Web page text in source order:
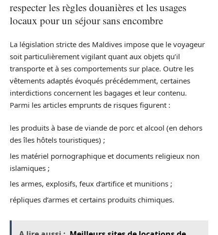
respecter les règles douanières et les usages
locaux pour un séjour sans encombre
La législation stricte des Maldives impose que le voyageur
soit particulièrement vigilant quant aux objets qu’il
transporte et à ses comportements sur place. Outre les
vêtements adaptés évoqués précédemment, certaines
interdictions concernent les bagages et leur contenu.
Parmi les articles emprunts de risques figurent :
les produits à base de viande de porc et alcool (en dehors
des îles hôtels touristiques) ;
les matériel pornographique et documents religieux non
islamiques ;
les armes, explosifs, feux d’artifice et munitions ;
répliques d’armes et certains produits chimiques.